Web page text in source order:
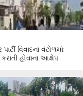
પાર્ટી વિવાદના વંટોળમાં:
હોવાના આક્ષેપ